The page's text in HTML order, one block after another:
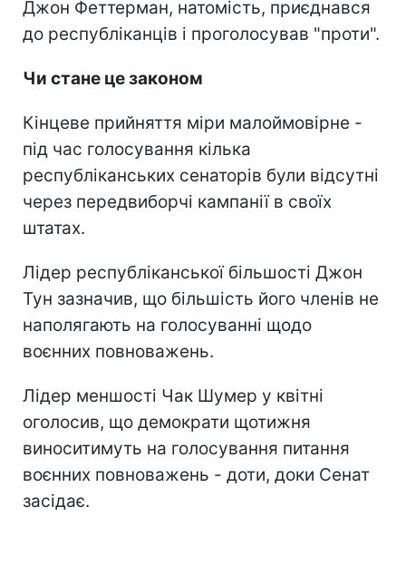
Джон Феттерман, натомість, приєднався
до республіканців і проголосував "проти".
Чи стане це законом
Кінцеве прийняття міри малоймовірне -
під час голосування кілька
республіканських сенаторів були відсутні
через передвиборчі кампанії в своїх
штатах.
Лідер республіканської більшості Джон
Тун зазначив, що більшість його членів не
наполягають на голосуванні щодо
воєнних повноважень.
Лідер меншості Чак Шумер у квітні
оголосив, що демократи щотижня
виноситимуть на голосування питання
воєнних повноважень - доти, доки Сенат
засідає.